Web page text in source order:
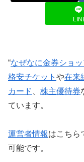
“なぜなに金券ショ
格安チケット や在来
カード
株主優待券
ています。
運営者情報はこちら
可能です。